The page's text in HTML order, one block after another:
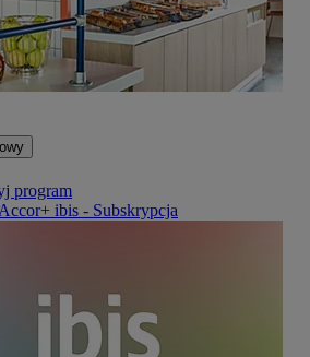
program
ibis - Subskrypcja